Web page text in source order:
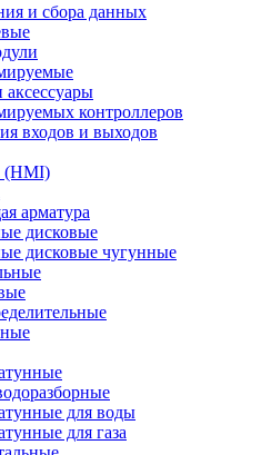
и сбора данных
контроллеров
входов и выходов
(HMI)
арматура
дисковые
дисковые чугунные
для воды
для газа